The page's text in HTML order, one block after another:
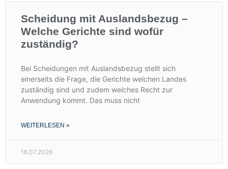
Scheidung mit Auslandsbezug –
Welche Gerichte sind wofür
zuständig?
Bei Scheidungen mit Auslandsbezug stellt sich
einerseits die Frage, die Gerichte welchen Landes
zuständig sind und zudem welches Recht zur
Anwendung kommt. Das muss nicht
WEITERLESEN »
16.07.2026